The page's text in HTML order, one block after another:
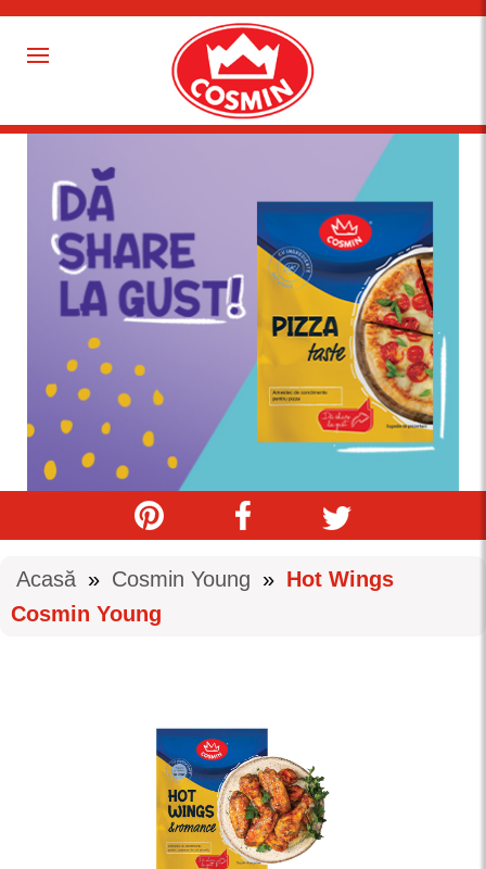
Acasă » Cosmin Young » Hot Wings
Cosmin Young